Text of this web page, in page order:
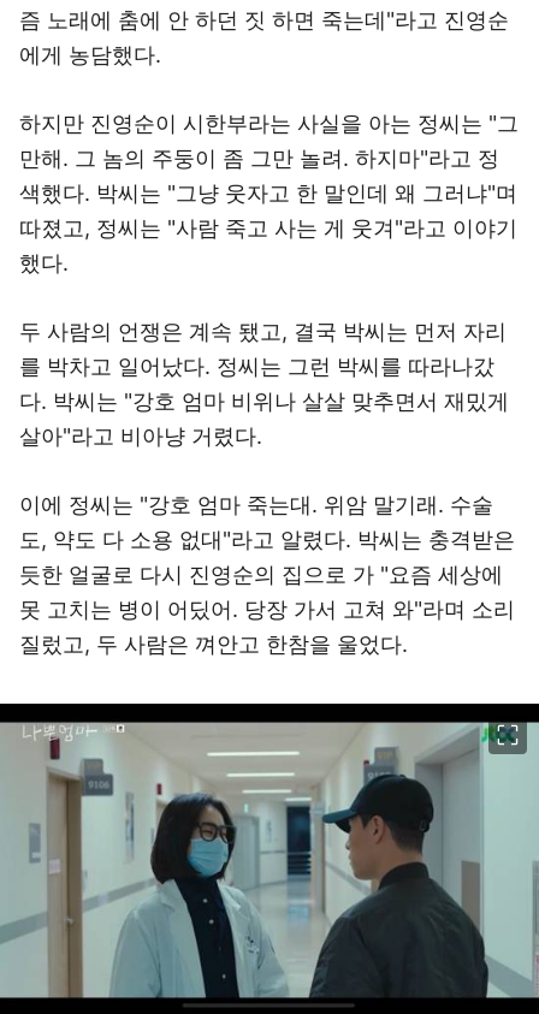
즘 노래에 춤에 안 하던 짓 하면 죽는데"라고 진영순
에게 농담했다.
하지만 진영순이 시한부라는 사실을 아는 정씨는 "그
만해. 그 놈의 주둥이 좀 그만 놀려. 하지마"라고 정
색했다. 박씨는 "그냥 웃자고 한 말인데 왜 그러냐"며
따졌고, 정씨는 "사람 죽고 사는 게 웃겨"라고 이야기
했다.
두 사람의 언쟁은 계속 됐고, 결국 박씨는 먼저 자리
를 박차고 일어났다. 정씨는 그런 박씨를 따라나갔
다. 박씨는 "강호 엄마 비위나 살살 맞추면서 재밌게
살아"라고 비아냥 거렸다.
이에 정씨는 "강호 엄마 죽는대. 위암 말기래. 수술
도, 약도 다 소용 없대"라고 알렸다. 박씨는 충격받은
듯한 얼굴로 다시 진영순의 집으로 가 "요즘 세상에
못 고치는 병이 어딨어. 당장 가서 고쳐 와"라며 소리
질렀고, 두 사람은 껴안고 한참을 울었다.